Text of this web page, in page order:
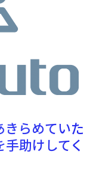
きらめていた
助けしてく